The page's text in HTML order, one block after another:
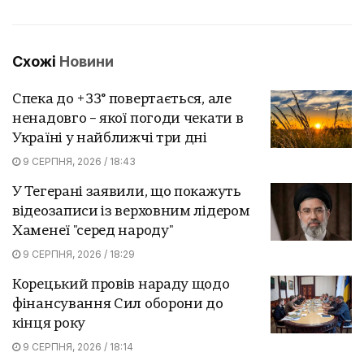
Схожі Новини
Спека до +33° повертається, але
ненадовго – якої погоди чекати в
Україні у найближчі три дні
9 СЕРПНЯ, 2026 / 18:43
У Тегерані заявили, що покажуть
відеозаписи із верховним лідером
Хаменеї "серед народу"
9 СЕРПНЯ, 2026 / 18:29
Корецький провів нараду щодо
фінансування Сил оборони до
кінця року
9 СЕРПНЯ, 2026 / 18:14